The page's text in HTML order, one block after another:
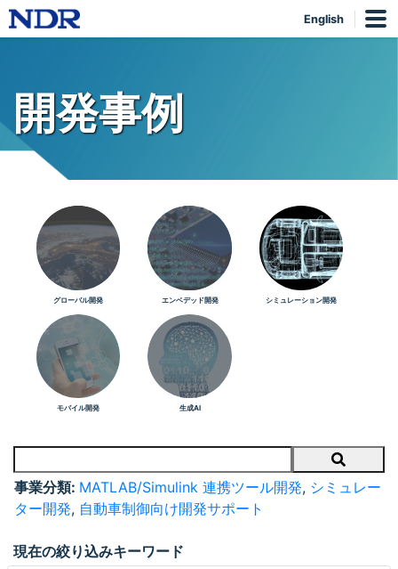
English
開発事例
グローバル開発 エンベデッド開発 シミュレーション開発
モバイル開発 生成AI
Search
事業分類: MATLAB/Simulink 連携ツール開発, シミュレー
ター開発, 自動車制御向け開発サポート
現在の絞り込みキーワード